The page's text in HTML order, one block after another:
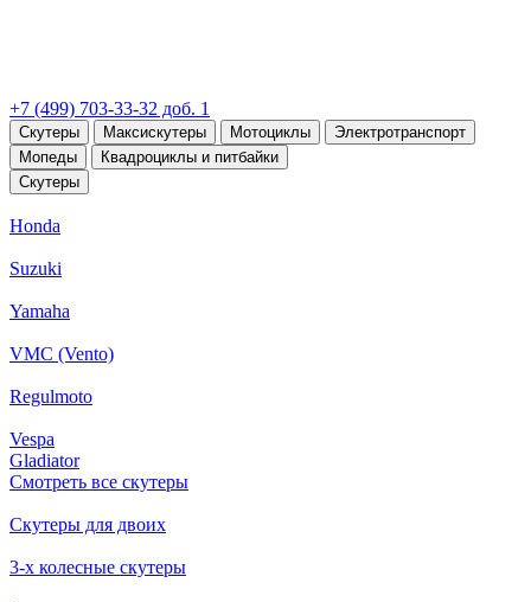
+7 (499) 703-33-32 доб. 1
Скутеры Максискутеры Мотоциклы
Электротранспорт
Мопеды
Квадроциклы и питбайки
Скутеры
Honda
Suzuki
Yamaha
VMC (Vento)
Regulmoto
Vespa
Gladiator
Смотреть все скутеры
Скутеры для двоих
3-х колесные скутеры